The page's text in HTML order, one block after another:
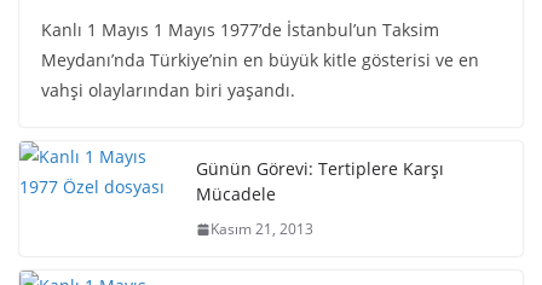
Kanlı 1 Mayıs 1 Mayıs 1977’de İstanbul’un Taksim
Meydanı’nda Türkiye’nin en büyük kitle gösterisi ve en
vahşi olaylarından biri yaşandı.
Günün Görevi: Tertiplere Karşı
Mücadele
Kasım 21, 2013